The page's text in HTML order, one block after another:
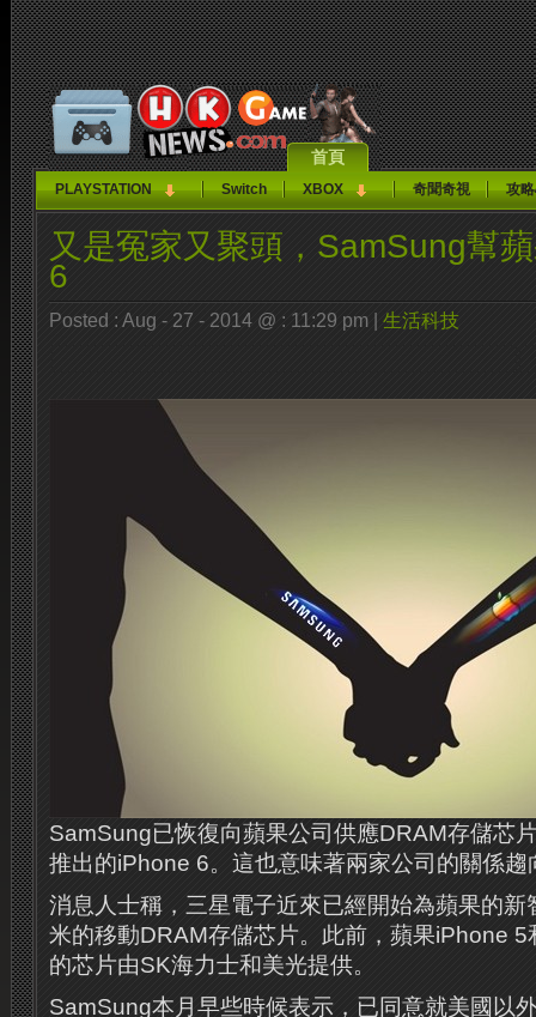
首頁
PLAYSTATION Switch XBOX 奇聞奇視 攻
又是冤家又聚頭，SamSung幫
6
Posted : Aug - 27 - 2014 @ : 11:29 pm | 生活科技
SamSung已恢復向蘋果公司供應DRAM存儲芯
推出的iPhone 6。這也意味著兩家公司的關係趨
消息人士稱，三星電子近來已經開始為蘋果的
米的移動DRAM存儲芯片。此前，蘋果iPhone
的芯片由SK海力士和美光提供。
SamSung本月早些時候表示，已同意就美國以